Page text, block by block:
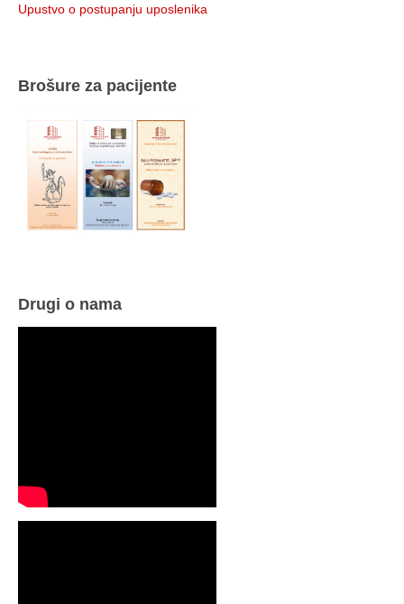
Upustvo o postupanju uposlenika
Brošure za pacijente
Drugi o nama